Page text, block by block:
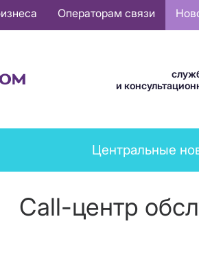
Операторам связи
и
News
menu
Центральные
Call-центр